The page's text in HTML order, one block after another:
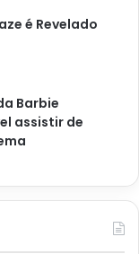
é Revelado
Barbie
assistir de